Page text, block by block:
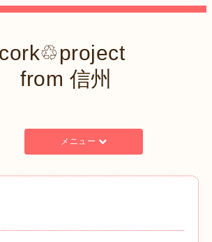
from 信州
メニュー